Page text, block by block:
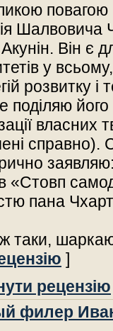
повагою
Шалвовича
Він є
у
розвитку і
поділяю його
власних
справно).
«Стовп
пана
таки,
]
рецензію
филер